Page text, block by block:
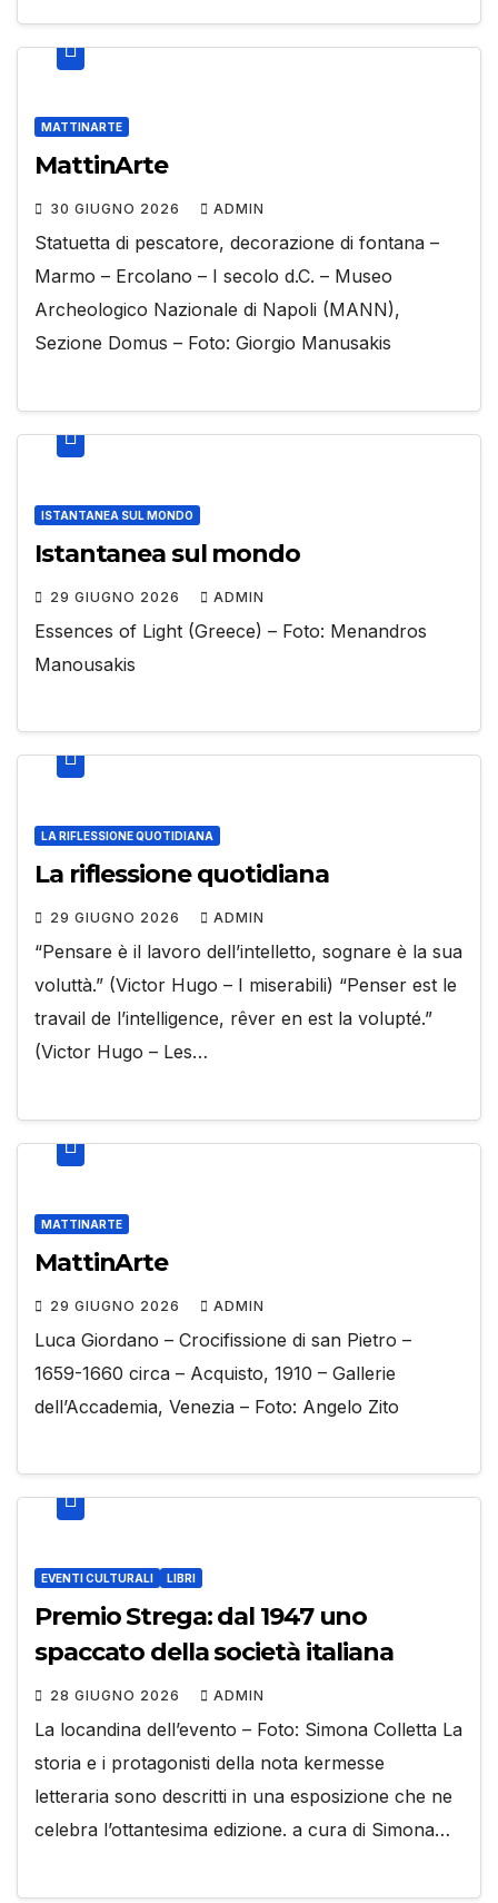
MATTINARTE
MattinArte
30 GIUGNO 2026 ADMIN
Statuetta di pescatore, decorazione di fontana –
Marmo – Ercolano – I secolo d.C. – Museo
Archeologico Nazionale di Napoli (MANN),
Sezione Domus – Foto: Giorgio Manusakis
ISTANTANEA SUL MONDO
Istantanea sul mondo
29 GIUGNO 2026 ADMIN
Essences of Light (Greece) – Foto: Menandros
Manousakis
LA RIFLESSIONE QUOTIDIANA
La riflessione quotidiana
29 GIUGNO 2026 ADMIN
“Pensare è il lavoro dell’intelletto, sognare è la sua
voluttà.” (Victor Hugo – I miserabili) “Penser est le
travail de l’intelligence, rêver en est la volupté.”
(Victor Hugo – Les…
MATTINARTE
MattinArte
29 GIUGNO 2026 ADMIN
Luca Giordano – Crocifissione di san Pietro –
1659-1660 circa – Acquisto, 1910 – Gallerie
dell’Accademia, Venezia – Foto: Angelo Zito
EVENTI CULTURALI LIBRI
Premio Strega: dal 1947 uno
spaccato della società italiana
28 GIUGNO 2026 ADMIN
La locandina dell’evento – Foto: Simona Colletta La
storia e i protagonisti della nota kermesse
letteraria sono descritti in una esposizione che ne
celebra l’ottantesima edizione. a cura di Simona…